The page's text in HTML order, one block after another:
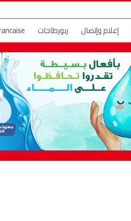
إعلام وإتصال ربورطاجات